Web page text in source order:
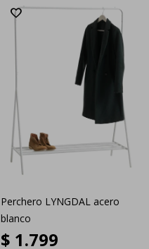
Perchero LYNGDAL acero
blanco
$ 1.799